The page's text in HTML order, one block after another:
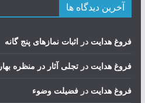
آخرین دیدگاه ها
فروغ هدایت در اثبات نمازهای پنج گانه
فروغ هدایت در تجلی آثار در منظره بهار
فروغ هدایت در فضيلت وضوء